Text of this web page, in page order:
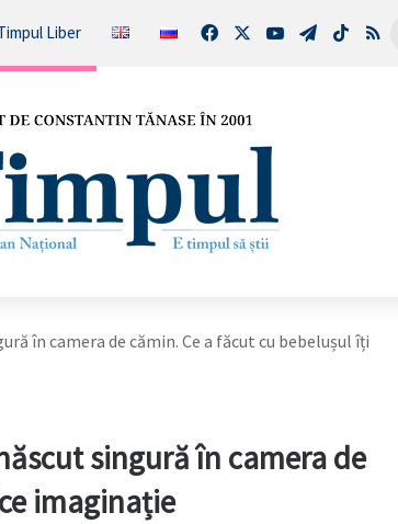
Liber FacebookYouTubeTelegram
TikTokRSS
în camera de cămin. Ce a făcut cu bebelușul îți
singură în camera de
imaginație